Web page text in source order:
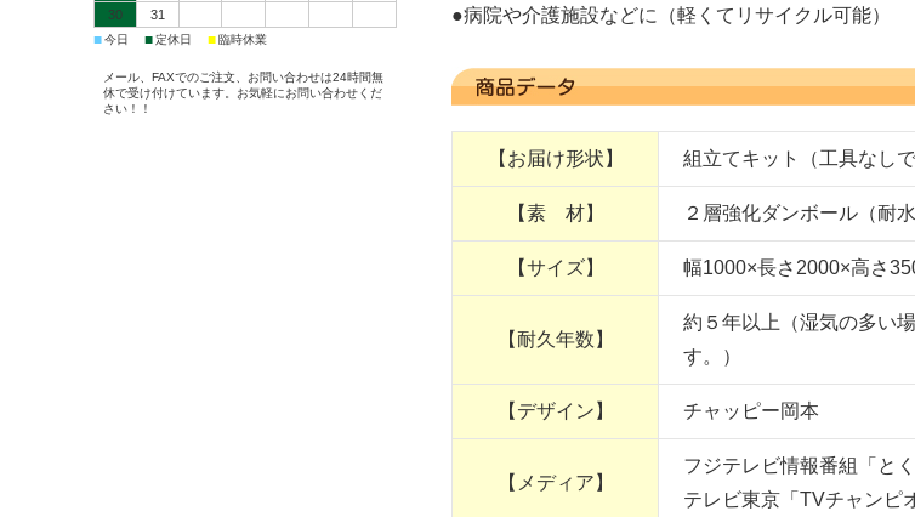
●病院や介護施設などに（軽くてリサイクル可能）
【お届け形状】 組立てキット（工具なしで
【素 材】 ２層強化ダンボール（耐水
【サイズ】 幅1000×長さ2000×高さ
【耐久年数】
約５年以上（湿気の多い
す。）
【デザイン】 チャッピー岡本
【メディア】
フジテレビ情報番組「と
テレビ東京「TVチャンピ
30
31
■今日 ■定休日 ■臨時休業
メール、FAXでのご注文、お問い合わせは24時間無
休で受け付けています。お気軽にお問い合わせくだ
さい！！